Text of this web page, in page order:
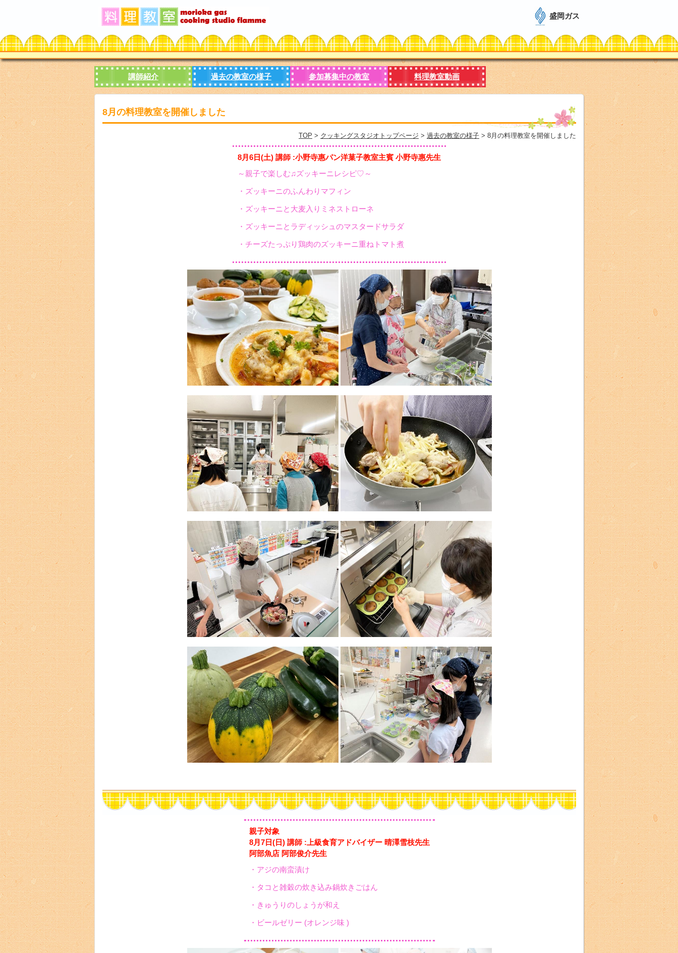
盛岡ガス
講師紹介 過去の教室の様子 参加募集中の教室 料理教室動画
8月の料理教室を開催しました
TOP > クッキングスタジオトップページ > 過去の教室の様子 > 8月の料理教室を開催しました
8月6日(土) 講師 :小野寺惠パン洋菓子教室主賓 小野寺惠先生
～親子で楽しむ♫ズッキーニレシピ♡～
・ズッキーニのふんわりマフィン
・ズッキーニと大麦入りミネストローネ
・ズッキーニとラディッシュのマスタードサラダ
・チーズたっぷり鶏肉のズッキーニ重ねトマト煮
親子対象
8月7日(日) 講師 :上級食育アドバイザー 晴澤雪枝先生
阿部魚店 阿部俊介先生
・アジの南蛮漬け
・タコと雑穀の炊き込み鍋炊きごはん
・きゅうりのしょうが和え
・ビールゼリー (オレンジ味 )